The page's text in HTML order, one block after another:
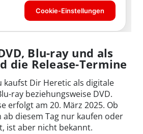
Blu-ray und als
die Release-Termine
kaufst Dir Heretic als digitale
ray beziehungsweise DVD.
erfolgt am 20. März 2025. Ob
diesem Tag nur kaufen oder
ist aber nicht bekannt.